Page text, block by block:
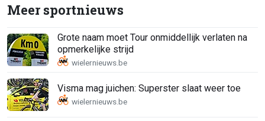
Meer sportnieuws
Grote naam moet Tour onmiddellijk verlaten na
opmerkelijke strijd
Visma mag juichen: Superster slaat weer toe